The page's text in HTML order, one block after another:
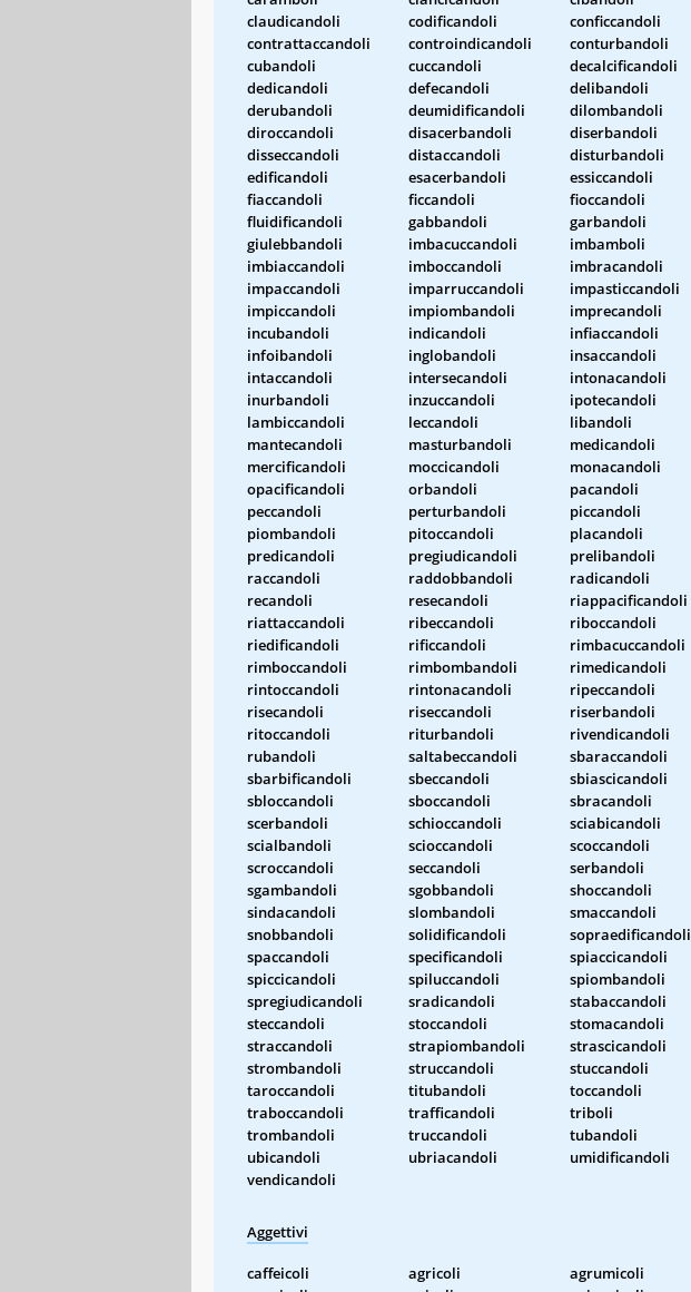
claudicandoli
codificandoli conficcandoli
contrattaccandoli
controindicandoli conturbandoli
cubandoli
cuccandoli decalcificandoli
dedicandoli
defecandoli delibandoli
derubandoli
deumidificandoli dilombandoli
diroccandoli
disacerbandoli diserbandoli
disseccandoli
distaccandoli disturbandoli
edificandoli
esacerbandoli essiccandoli
fiaccandoli
ficcandoli fioccandoli
fluidificandoli
gabbandoli garbandoli
giulebbandoli
imbacuccandoli imbamboli
imbiaccandoli
imboccandoli imbracandoli
impaccandoli
imparruccandoli impasticcandoli
impiccandoli
impiombandoli imprecandoli
incubandoli
indicandoli infiaccandoli
infoibandoli
inglobandoli insaccandoli
intaccandoli
intersecandoli intonacandoli
inurbandoli
inzuccandoli ipotecandoli
lambiccandoli
leccandoli libandoli
mantecandoli
masturbandoli medicandoli
mercificandoli
moccicandoli monacandoli
opacificandoli
orbandoli pacandoli
peccandoli
perturbandoli piccandoli
piombandoli
pitoccandoli placandoli
predicandoli
pregiudicandoli prelibandoli
raccandoli
raddobbandoli radicandoli
recandoli
resecandoli riappacificandoli
riattaccandoli
ribeccandoli riboccandoli
riedificandoli
rificcandoli rimbacuccandoli
rimboccandoli
rimbombandoli rimedicandoli
rintoccandoli
rintonacandoli ripeccandoli
risecandoli
riseccandoli riserbandoli
ritoccandoli
riturbandoli rivendicandoli
rubandoli
saltabeccandoli sbaraccandoli
sbarbificandoli
sbeccandoli sbiascicandoli
sbloccandoli
sboccandoli sbracandoli
scerbandoli
schioccandoli sciabicandoli
scialbandoli
scioccandoli scoccandoli
scroccandoli
seccandoli serbandoli
sgambandoli
sgobbandoli shoccandoli
sindacandoli
slombandoli smaccandoli
snobbandoli
solidificandoli sopraedificandoli
spaccandoli
specificandoli spiaccicandoli
spiccicandoli
spiluccandoli spiombandoli
spregiudicandoli
sradicandoli stabaccandoli
steccandoli
stoccandoli stomacandoli
straccandoli
strapiombandoli strascicandoli
strombandoli
struccandoli stuccandoli
taroccandoli
titubandoli toccandoli
traboccandoli
trafficandoli triboli
trombandoli
truccandoli tubandoli
ubicandoli
ubriacandoli umidificandoli
vendicandoli
Aggettivi
caffeicoli agricoli agrumicoli